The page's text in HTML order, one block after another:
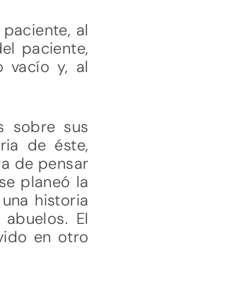
al
paciente,
vacío y, al
sobre sus
de éste,
de pensar
planeó la
historia
El
en otro